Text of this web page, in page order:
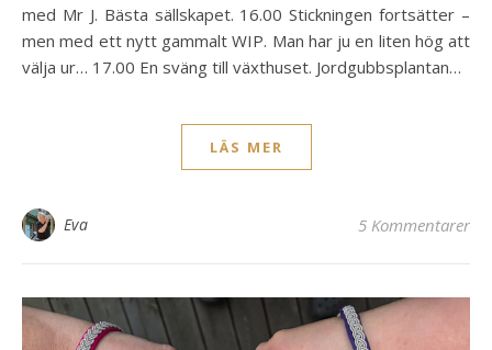
med Mr J. Bästa sällskapet. 16.00 Stickningen fortsätter –
men med ett nytt gammalt WIP. Man har ju en liten hög att
välja ur… 17.00 En sväng till växthuset. Jordgubbsplantan…
LÄS MER
Eva 5 Kommentarer